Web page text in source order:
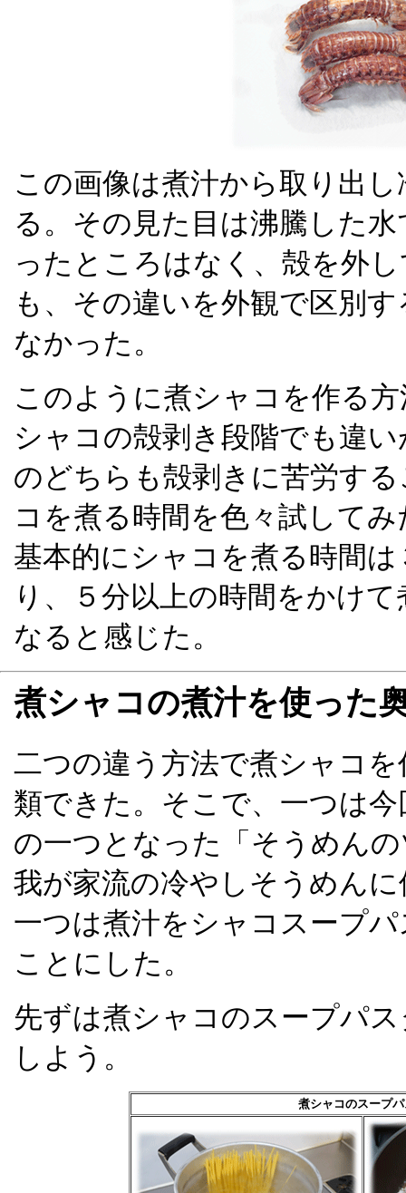
この画像は煮汁から取り出
る。その見た目は沸騰した
ったところはなく、殻を外
も、その違いを外観で区別
なかった。
このように煮シャコを作る
シャコの殻剥き段階でも違
のどちらも殻剥きに苦労す
コを煮る時間を色々試して
基本的にシャコを煮る時間
り、５分以上の時間をかけ
なると感じた。
煮シャコの煮汁を使った
二つの違う方法で煮シャコ
類できた。そこで、一つは
の一つとなった「そうめん
我が家流の冷やしそうめん
一つは煮汁をシャコスープ
ことにした。
先ずは煮シャコのスープパ
しよう。
煮シャコのスープ